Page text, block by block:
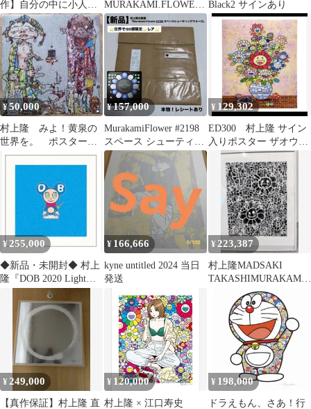
作】自分の中に小人が
いる 村上 隆（Takashi
Murakami） オフセッ
ト 作家直筆サイン
MURAKAMI.FLOWERS
直筆サイン
Black2 サインあり
¥50,000
村上隆 みよ！黄泉の
世界を。 ポスター
アート 人気画家 (草
間彌生 奈良美智)
¥157,000
MurakamiFlower #2198
スペース シューティン
グウォーズ 版画
¥ 129,302
ED300 村上隆 サイン
入りポスター ザオウー
キーのお花の絵へのあ
こがれ
¥ 255,000
◆新品・未開封◆ 村上
隆『DOB 2020 Light
BLUE』100部限定
¥ 166,666
kyne untitled 2024 当日
発送
¥223,387
村上隆MADSAKI
TAKASHIMURAKAMI
マサキシルクフラワー
¥ 249,000
【真作保証】村上隆 直
¥ 120,000
村上隆 × 江口寿史
¥ 198,000
ドラえもん、さあ！行